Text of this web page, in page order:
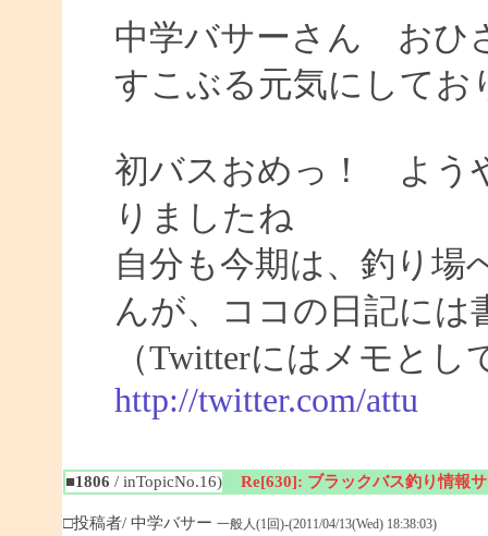
中学バサーさん おひ
すこぶる元気にしてお
初バスおめっ！ よう
りましたね
自分も今期は、釣り場
んが、ココの日記には
（Twitterにはメモと
http://twitter.com/attu
■1806 / inTopicNo.16) Re[630]: ブラックバス釣り情報
□投稿者/ 中学バサー 一般人(1回)-(2011/04/13(Wed) 18:38:03)